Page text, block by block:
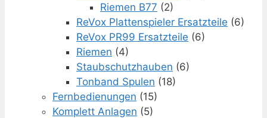
Riemen B77 (2)
ReVox Plattenspieler Ersatzteile (6)
ReVox PR99 Ersatzteile (6)
Riemen (4)
Staubschutzhauben (6)
Tonband Spulen (18)
Fernbedienungen (15)
Komplett Anlagen (5)